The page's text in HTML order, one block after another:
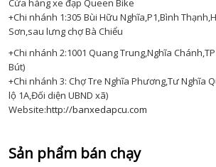
Cửa hàng xe đạp Queen Bike
+Chi nhánh 1:305 Bùi Hữu Nghĩa,P1,Bình
Sơn,sau lưng chợ Bà Chiểu
+Chi nhánh 2:1001 Quang Trung,Nghĩa
Bút)
+Chi nhánh 3: Chợ Tre Nghĩa Phương,Tư Nghĩa
lộ 1A,Đối diện UBND xã)
Website:http://banxedapcu.com
Sản phẩm bán chạy